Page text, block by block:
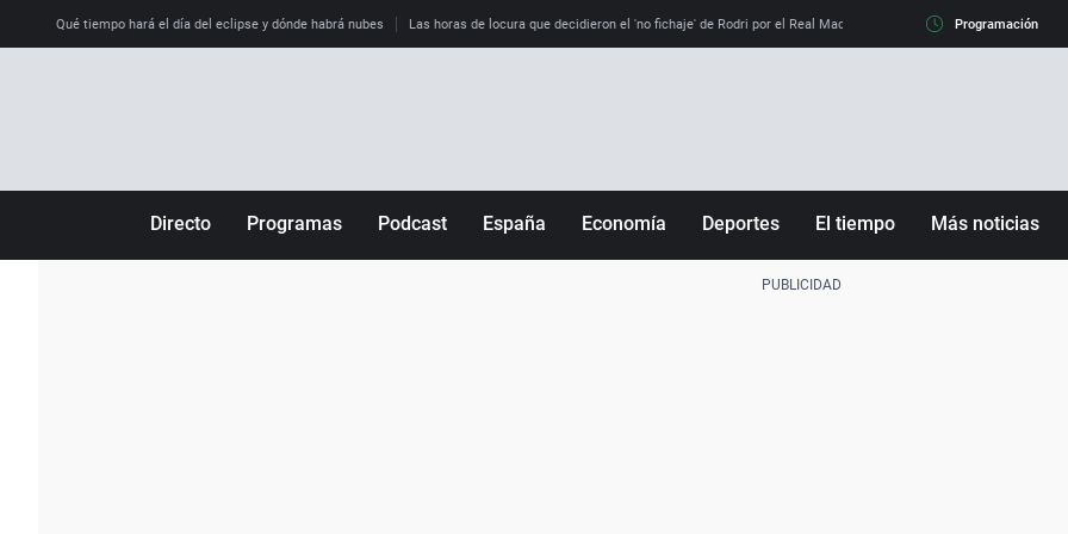
Qué tiempo hará el día del eclipse y dónde habrá nubes Las horas de locura que decidieron el 'no fichaje' de Rodri por el Real Madrid y su 'sí' al Barça La llamada
Programación
Directo Programas Podcast España Economía Deportes El tiempo Más noticias